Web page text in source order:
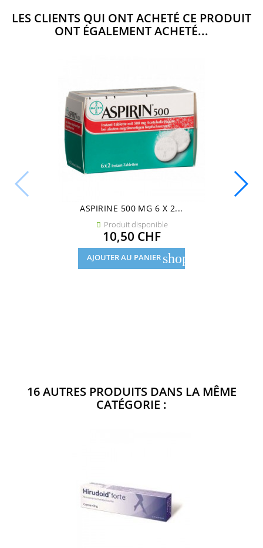
LES CLIENTS QUI ONT ACHETÉ CE PRODUIT
ONT ÉGALEMENT ACHETÉ...
ASPIRINE 500 MG 6 X 2...
 Produit disponible
Prix
10,50 CHF
AJOUTER AU PANIER shopping_cart
16 AUTRES PRODUITS DANS LA MÊME
CATÉGORIE :